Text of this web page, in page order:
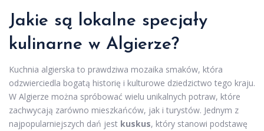
Jakie są lokalne specjały
kulinarne w Algierze?
Kuchnia algierska to prawdziwa mozaika smaków, która
odzwierciedla bogatą historię i kulturowe dziedzictwo tego kraju.
W Algierze można spróbować wielu unikalnych potraw, które
zachwycają zarówno mieszkańców, jak i turystów. Jednym z
najpopularniejszych dań jest kuskus, który stanowi podstawę